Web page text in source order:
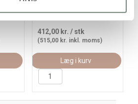
412,00 kr. / stk
(515,00 kr. inkl. moms)
Læg i kurv